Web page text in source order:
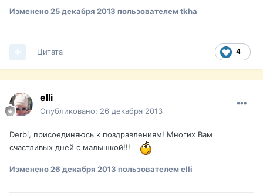
Изменено25 декабря 2013 пользователем tkha
4
Цитата
elli
Опубликовано: 26 декабря 2013
Derbi, присоединяюсь к поздравлениям! Многих Вам
счастливых дней с малышкой!!!
Изменено26 декабря 2013 пользователем elli